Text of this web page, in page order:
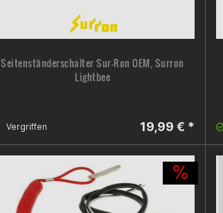
Seitenständerschalter Sur-Ron OEM, Surron
Lightbee
Vergriffen 19,99 € *